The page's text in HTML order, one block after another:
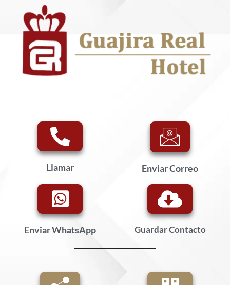
Llamar Enviar Correo
Enviar WhatsApp Guardar Contacto